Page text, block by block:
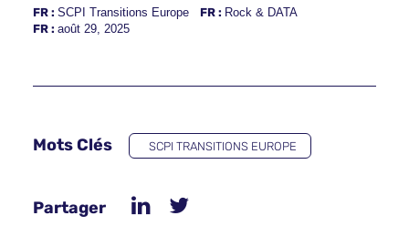
FR : SCPI Transitions Europe FR : Rock & DATA
FR : août 29, 2025
Mots Clés SCPI TRANSITIONS EUROPE
Partager